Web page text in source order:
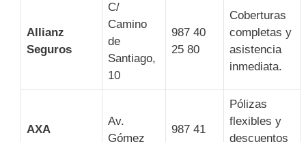
Allianz
Seguros
C/
Camino
de
Santiago,
10
987 40
25 80
Coberturas
completas y
asistencia
inmediata.
AXA
Av.
Gómez
987 41
Pólizas
flexibles y
descuentos